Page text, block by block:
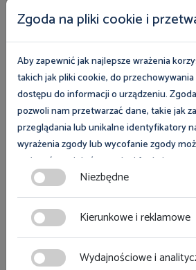
Hahn, Szef czeskiego Państwowego
Pracy stwierdził, że polska inspekcja
którym jego czeski odpowiednik
współpracę, a podpisany protokół
współpracy w nowych obszarach i
Galeria
Zgoda na pliki cookie i
Aby zapewnić jak najlepsze wrażenia
takich jak pliki cookie, do
dostępu do informacji o urządzeniu.
pozwoli nam przetwarzać dane, takie jak
przeglądania lub unikalne identyfikatory
wyrażenia zgody lub wycofanie zgody
wpłynąć na niektóre cechy i funkcje.
Zgoda na pliki cookies jest dobrowolna i
zmodyfikować w dowolnym momencie
ciasteczka w lewym dolnym rogu strony.
znajdziesz w
Niezbędne
Kierunkowe i reklamowe
Wydajnościowe i